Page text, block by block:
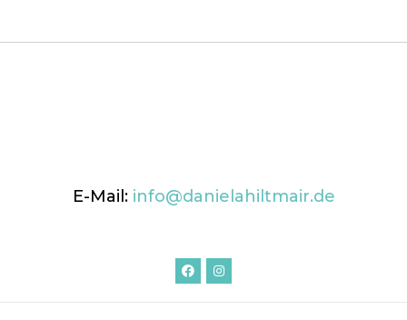
E-Mail: info@danielahiltmair.de